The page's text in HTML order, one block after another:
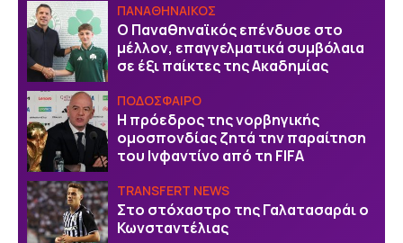
ΠΑΝΑΘΗΝΑΙΚΟΣ
Ο Παναθηναϊκός επένδυσε στο
μέλλον, επαγγελματικά συμβόλαια
σε έξι παίκτες της Ακαδημίας
ΠΟΔΟΣΦΑΙΡΟ
Η πρόεδρος της νορβηγικής
ομοσπονδίας ζητά την παραίτηση
του Ινφαντίνο από τη FIFA
TRANSFERT NEWS
Στο στόχαστρο της Γαλατασαράι ο
Κωνσταντέλιας